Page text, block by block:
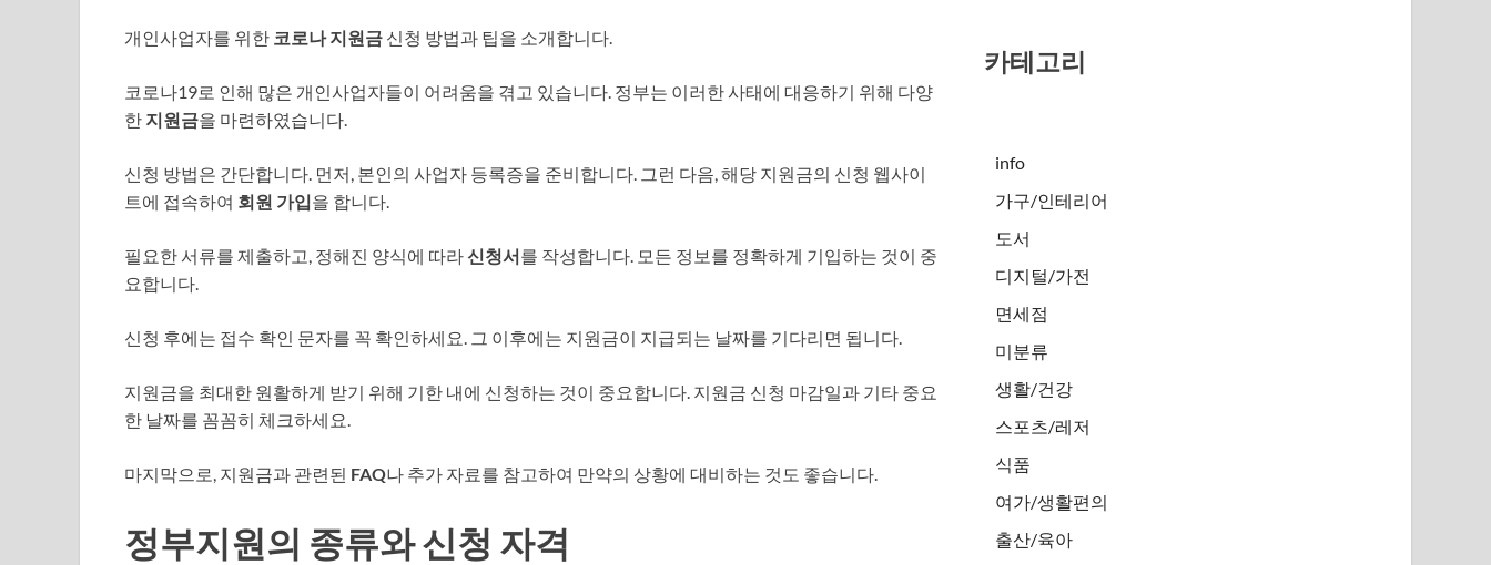
개인사업자를 위한 코로나 지원금 신청 방법과 팁을 소개합니다.
코로나19로 인해 많은 개인사업자들이 어려움을 겪고 있습니다. 정부는 이러한 사태에 대응하기 위해 다양
한 지원금을 마련하였습니다.
신청 방법은 간단합니다. 먼저, 본인의 사업자 등록증을 준비합니다. 그런 다음, 해당 지원금의 신청 웹사이
트에 접속하여 회원 가입을 합니다.
필요한 서류를 제출하고, 정해진 양식에 따라신청서를 작성합니다. 모든 정보를 정확하게 기입하는 것이 중
요합니다.
신청 후에는 접수 확인 문자를 꼭 확인하세요. 그 이후에는 지원금이 지급되는 날짜를 기다리면 됩니다.
지원금을 최대한 원활하게 받기 위해 기한 내에 신청하는 것이 중요합니다. 지원금 신청 마감일과 기타 중요
한 날짜를 꼼꼼히 체크하세요.
마지막으로, 지원금과 관련된 FAQ나 추가 자료를 참고하여 만약의 상황에 대비하는 것도 좋습니다.
정부지원의 종류와 신청 자격
카테고리
info
가구/인테리어
도서
디지털/가전
면세점
미분류
생활/건강
스포츠/레저
식품
여가/생활편의
출산/육아